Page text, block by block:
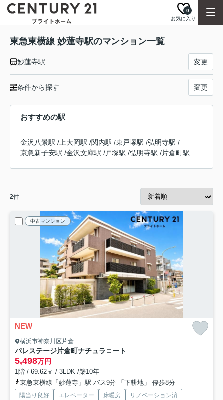
お気に入り
0
東急東横線 妙蓮寺駅のマンション一覧
妙蓮寺駅 変更
条件から探す 変更
おすすめの駅
金沢八景駅 / 上大岡駅 /関内駅 /東戸塚駅 /弘明寺駅 /
京急新子安駅 /金沢文庫駅 /戸塚駅 /弘明寺駅 /片倉町駅
2件
中古マンション
NEW
横浜市神奈川区片倉
パレステージ片倉町ナチュラコート
5,498万円
1階 / 69.62㎡ / 3LDK /築10年
東急東横線「妙蓮寺」駅 バス9分 「下耕地」 停歩8分
陽当り良好 エレベーター 床暖房
リノベーション済